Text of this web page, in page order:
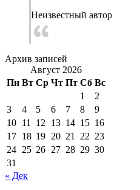
Неизвестный автор
Архив записей
Август 2026
Пн Вт Ср Чт Пт Сб Вс
1
2
3
4 5 6 7 8
9
10 11 12 13 14 15 16
17 18 19 20 21 22 23
24 25 26 27 28 29 30
31
« Дек